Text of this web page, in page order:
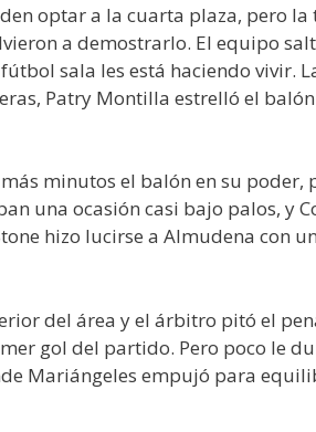
optar a la cuarta plaza, pero
a demostrarlo. El equipo
sala les está haciendo vivir.
Patry Montilla estrelló el
minutos el balón en su poder,
una ocasión casi bajo palos, y
hizo lucirse a Almudena con
del área y el árbitro pitó el
gol del partido. Pero poco le
Mariángeles empujó para